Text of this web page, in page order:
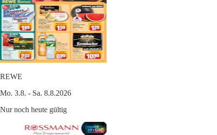
REWE
Mo. 3.8. - Sa. 8.8.2026
Nur noch heute gültig